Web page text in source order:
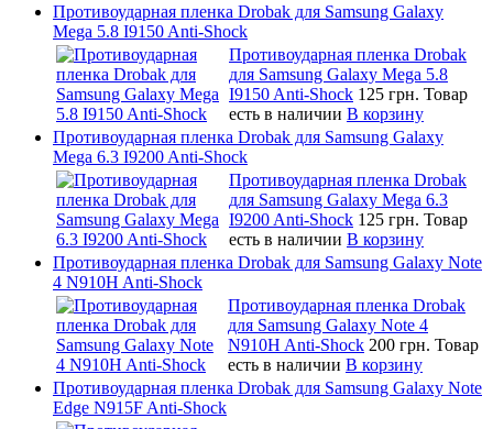
Противоударная пленка Drobak для Samsung Galaxy
Mega 5.8 I9150 Anti-Shock
Противоударная пленка Drobak
для Samsung Galaxy Mega 5.8
I9150 Anti-Shock 125 грн. Товар
есть в наличии В корзину
Противоударная пленка Drobak для Samsung Galaxy
Mega 6.3 I9200 Anti-Shock
Противоударная пленка Drobak
для Samsung Galaxy Mega 6.3
I9200 Anti-Shock 125 грн. Товар
есть в наличии В корзину
Противоударная пленка Drobak для Samsung Galaxy Note
4 N910H Anti-Shock
Противоударная пленка Drobak
для Samsung Galaxy Note 4
N910H Anti-Shock 200 грн. Товар
есть в наличии В корзину
Противоударная пленка Drobak для Samsung Galaxy Note
Edge N915F Anti-Shock